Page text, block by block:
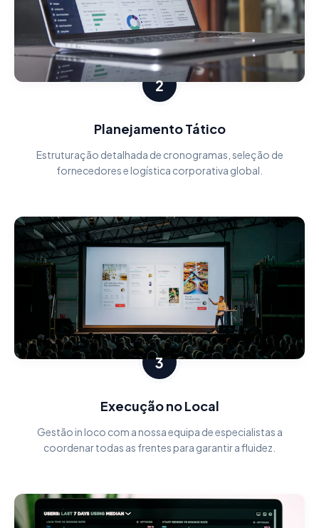
2
Planejamento Tático
Estruturação detalhada de cronogramas, seleção de
fornecedores e logística corporativa global.
3
Execução no Local
Gestão in loco com a nossa equipa de especialistas a
coordenar todas as frentes para garantir a fluidez.